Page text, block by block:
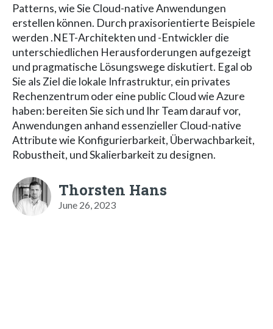
Patterns, wie Sie Cloud-native Anwendungen
erstellen können. Durch praxisorientierte Beispiele
werden .NET-Architekten und -Entwickler die
unterschiedlichen Herausforderungen aufgezeigt
und pragmatische Lösungswege diskutiert. Egal ob
Sie als Ziel die lokale Infrastruktur, ein privates
Rechenzentrum oder eine public Cloud wie Azure
haben: bereiten Sie sich und Ihr Team darauf vor,
Anwendungen anhand essenzieller Cloud-native
Attribute wie Konfigurierbarkeit, Überwachbarkeit,
Robustheit, und Skalierbarkeit zu designen.
Thorsten Hans
June 26, 2023